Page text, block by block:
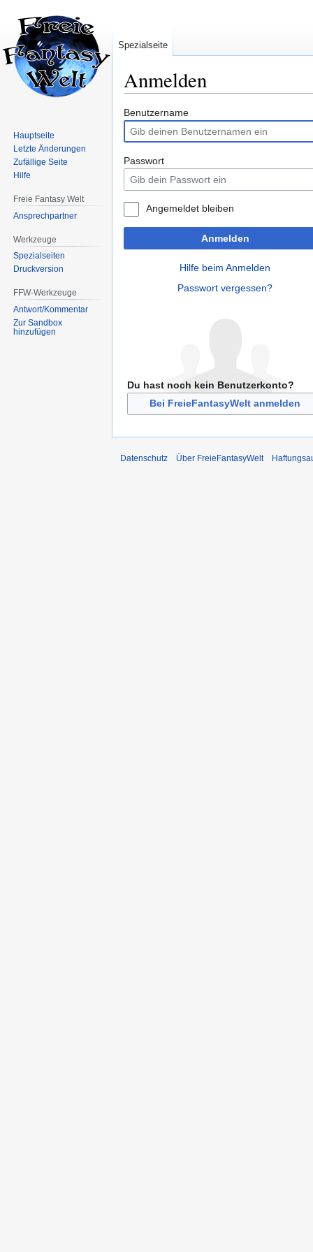
Anmelden
Zur
Navigation
springen
Zur
Suche
springen
Benutzername
Passwort
Angemeldet bleiben
Anmelden
Hilfe beim Anmelden
Passwort vergessen?
Du hast noch kein Benutzerkonto?
Bei FreieFantasyWelt anmelden
Spezialseite
Hauptseite
Letzte Änderungen
Zufällige Seite
Hilfe
Freie Fantasy Welt
Ansprechpartner
Werkzeuge
Spezialseiten
Druckversion
FFW-Werkzeuge
Antwort/Kommentar
Zur Sandbox
hinzufügen
Datenschutz Über FreieFantasyWelt